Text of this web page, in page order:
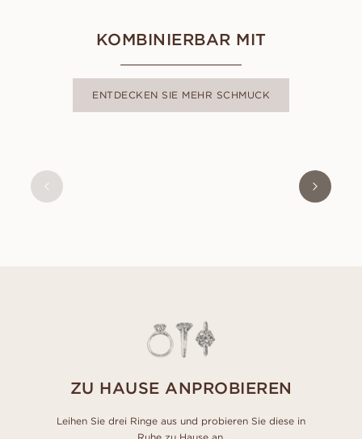
KOMBINIERBAR MIT
ENTDECKEN SIE MEHR SCHMUCK
ZU HAUSE ANPROBIEREN
Leihen Sie drei Ringe aus und probieren Sie diese in